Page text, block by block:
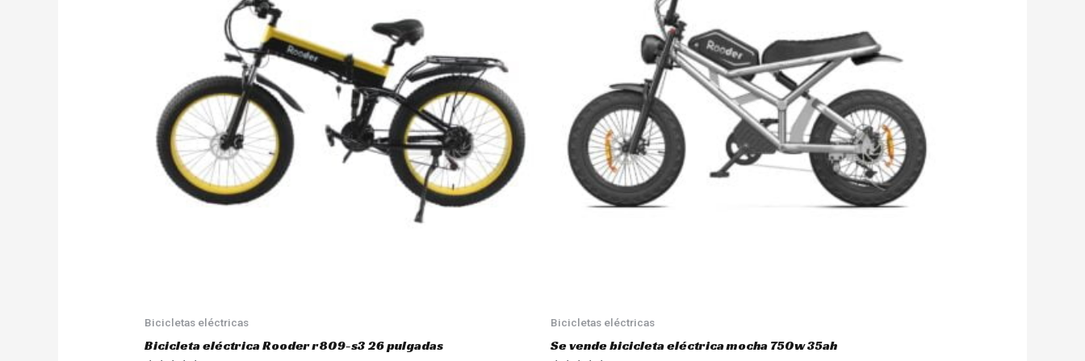
Bicicletas eléctricas
Bicicleta eléctrica Rooder r809-s3 26 pulgadas
Bicicletas eléctricas
Se vende bicicleta eléctrica mocha 750w 35ah